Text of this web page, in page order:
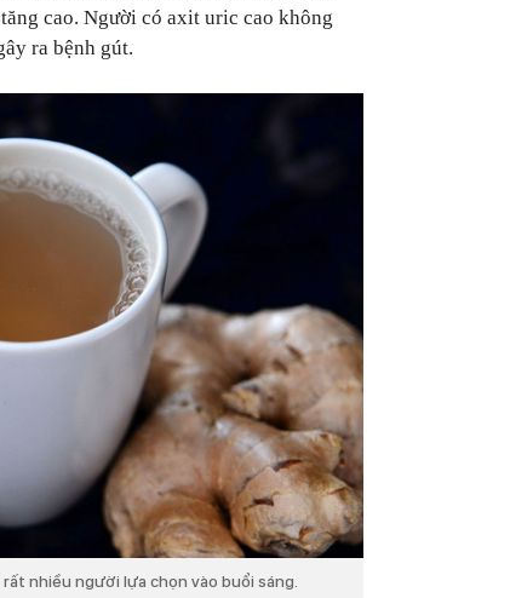
cao. Người có axit uric cao không
ra bệnh gút.
nhiều người lựa chọn vào buổi sáng.